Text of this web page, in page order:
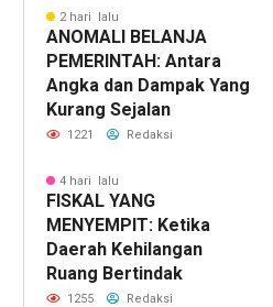
2 hari lalu
ANOMALI BELANJA
PEMERINTAH: Antara
Angka dan Dampak Yang
Kurang Sejalan
1221 Redaksi
4 hari lalu
FISKAL YANG
MENYEMPIT: Ketika
Daerah Kehilangan
Ruang Bertindak
1255 Redaksi